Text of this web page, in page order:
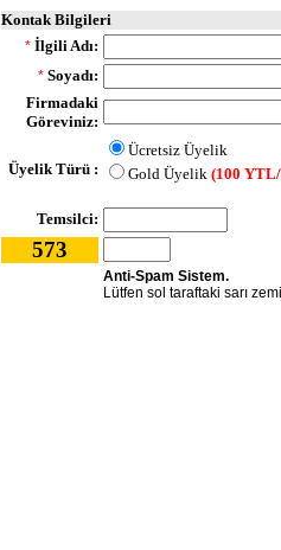
Kontak Bilgileri
* İlgili Adı:
* Soyadı:
Firmadaki
Göreviniz:
Üyelik Türü :
Ücretsiz Üyelik
Gold Üyelik (100
Temsilci:
573
Anti-Spam Sistem.
Lütfen sol taraftaki sarı